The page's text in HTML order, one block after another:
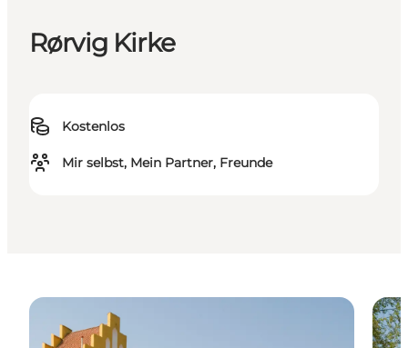
Rørvig Kirke
Kostenlos
Mir selbst, Mein Partner, Freunde